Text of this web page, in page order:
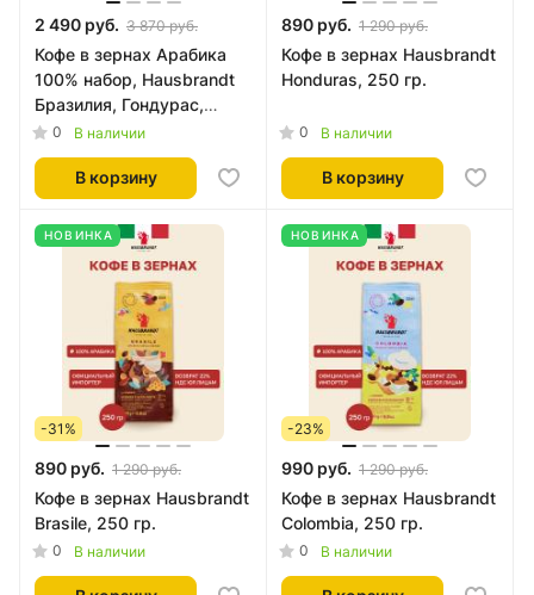
2 490 руб. 3 870 руб.
Кофе в зернах Арабика
100% набор, Hausbrandt
Бразилия, Гондурас,
Колумбия 3 х 250 грамм
0 В наличии
В корзину
890 руб. 1 290 руб.
Кофе в зернах Hausbrandt
Honduras, 250 гр.
0 В наличии
В корзину
НОВИНКА
-31%
890 руб. 1 290 руб.
Кофе в зернах Hausbrandt
Brasile, 250 гр.
0 В наличии
НОВИНКА
-23%
990 руб. 1 290 руб.
Кофе в зернах Hausbrandt
Colombia, 250 гр.
0 В наличии